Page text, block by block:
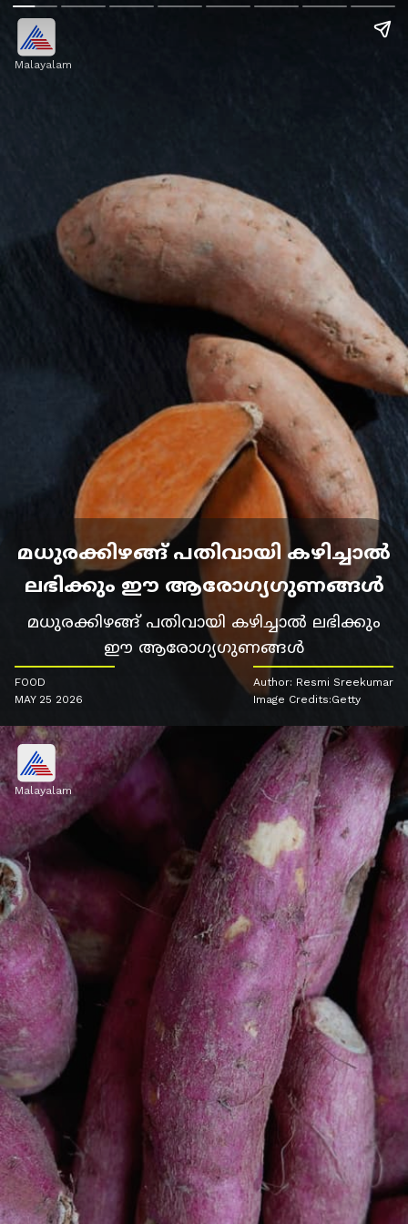
Malayalam
മധുരക്കിഴങ്ങ് പതിവായി കഴിച്ചാൽ
ലഭിക്കും ഈ ആരോഗ്യഗുണങ്ങൾ
മധുരക്കിഴങ്ങ് പതിവായി കഴിച്ചാൽ ലഭിക്കും
ഈ ആരോഗ്യഗുണങ്ങൾ
FOOD
MAY 25 2026
Author: Resmi Sreekumar
Image Credits:Getty
Malayalam